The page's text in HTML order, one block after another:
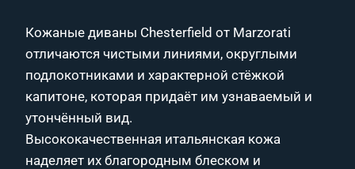
Кожаные диваны Chesterfield от Marzorati
отличаются чистыми линиями, округлыми
подлокотниками и характерной стёжкой
капитоне, которая придаёт им узнаваемый и
утончённый вид.
Высококачественная итальянская кожа
наделяет их благородным блеском и